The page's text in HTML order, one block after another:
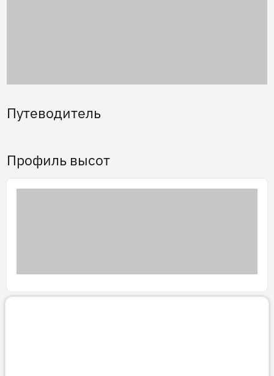
Путеводитель
Профиль высот